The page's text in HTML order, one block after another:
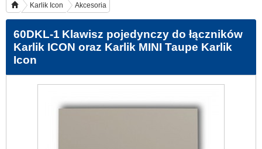
Karlik Icon Akcesoria
60DKL-1 Klawisz pojedynczy do łączników
Karlik ICON oraz Karlik MINI Taupe Karlik
Icon